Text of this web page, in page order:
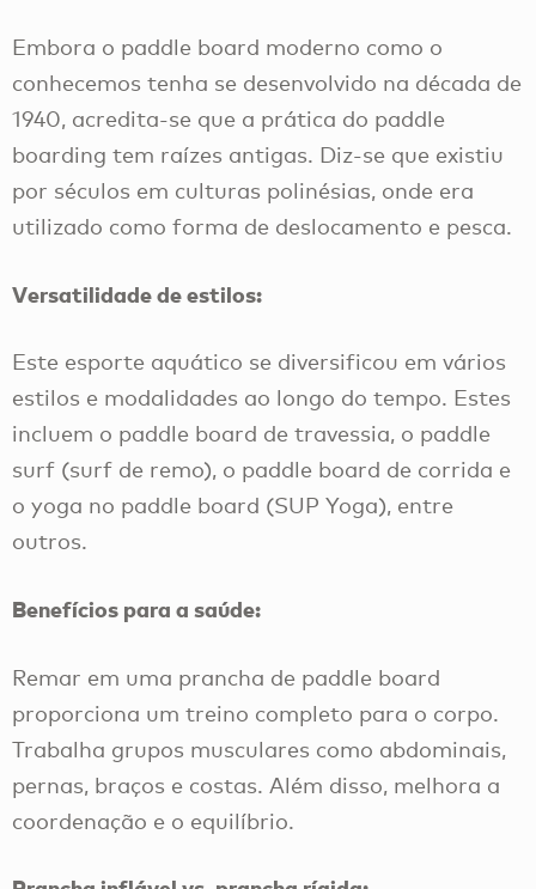
Embora o paddle board moderno como o
conhecemos tenha se desenvolvido na década de
1940, acredita-se que a prática do paddle
boarding tem raízes antigas. Diz-se que existiu
por séculos em culturas polinésias, onde era
utilizado como forma de deslocamento e pesca.
Versatilidade de estilos:
Este esporte aquático se diversificou em vários
estilos e modalidades ao longo do tempo. Estes
incluem o paddle board de travessia, o paddle
surf (surf de remo), o paddle board de corrida e
o yoga no paddle board (SUP Yoga), entre
outros.
Benefícios para a saúde:
Remar em uma prancha de paddle board
proporciona um treino completo para o corpo.
Trabalha grupos musculares como abdominais,
pernas, braços e costas. Além disso, melhora a
coordenação e o equilíbrio.